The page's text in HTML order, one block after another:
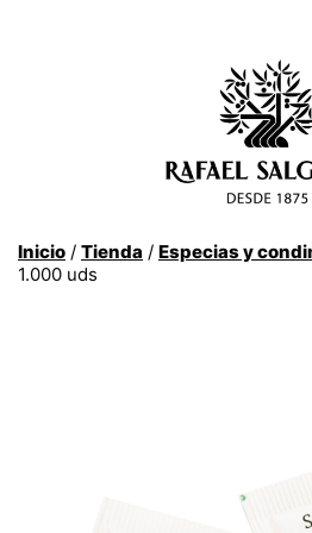
Inicio / Tienda / Especias y
1.000 uds